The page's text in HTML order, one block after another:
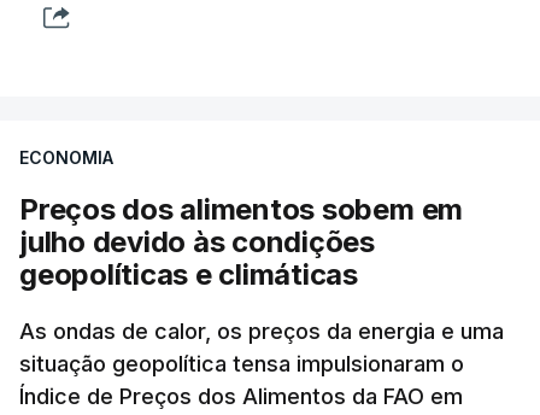
ECONOMIA
Preços dos alimentos sobem em
julho devido às condições
geopolíticas e climáticas
As ondas de calor, os preços da energia e uma
situação geopolítica tensa impulsionaram o
Índice de Preços dos Alimentos da FAO em